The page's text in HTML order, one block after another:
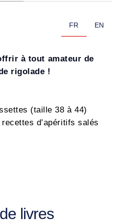
FR EN
à tout amateur de
rigolade !
(taille 38 à 44)
d’apéritifs salés
livres